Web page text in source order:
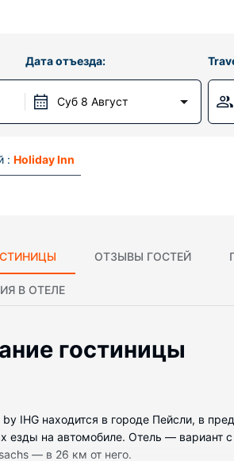
Дата отъезда:
Суб 8 Август
: Holiday Inn
ОТЗЫВЫ ГОСТЕЙ
В ОТЕЛЕ
гостиницы
IHG находится в городе Пейсли, в
езды на автомобиле. Отель — вариант
— в 26 км от него.